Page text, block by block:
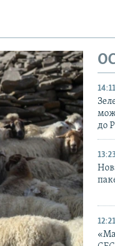
14:11
до
12:21